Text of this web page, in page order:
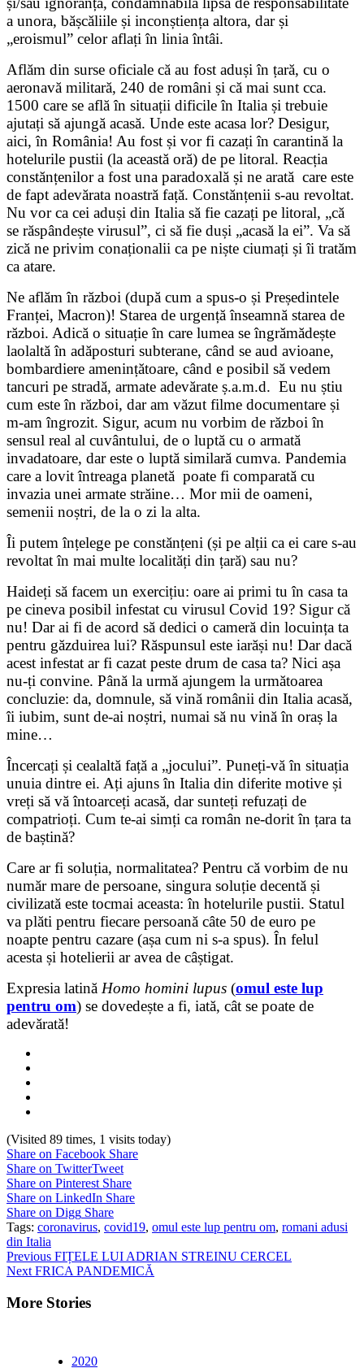
a unora, bășcăliile și inconștiența altora, dar și
„eroismul” celor aflați în linia întâi.
Aflăm din surse oficiale că au fost aduși în țară, cu o
aeronavă militară, 240 de români și că mai sunt cca.
1500 care se află în situații dificile în Italia și trebuie
ajutați să ajungă acasă. Unde este acasa lor? Desigur,
aici, în România! Au fost și vor fi cazați în carantină la
hotelurile pustii (la această oră) de pe litoral. Reacția
constănțenilor a fost una paradoxală și ne arată care este
de fapt adevărata noastră față. Constănțenii s-au revoltat.
Nu vor ca cei aduși din Italia să fie cazați pe litoral, „că
se răspândește virusul”, ci să fie duși „acasă la ei”. Va să
zică ne privim conaționalii ca pe niște ciumați și îi tratăm
ca atare.
Ne aflăm în război (după cum a spus-o și Președintele
Franței, Macron)! Starea de urgență înseamnă starea de
război. Adică o situație în care lumea se îngrămădește
laolaltă în adăposturi subterane, când se aud avioane,
bombardiere amenințătoare, când e posibil să vedem
tancuri pe stradă, armate adevărate ș.a.m.d. Eu nu știu
cum este în război, dar am văzut filme documentare și
m-am îngrozit. Sigur, acum nu vorbim de război în
sensul real al cuvântului, de o luptă cu o armată
invadatoare, dar este o luptă similară cumva. Pandemia
care a lovit întreaga planetă poate fi comparată cu
invazia unei armate străine… Mor mii de oameni,
semenii noștri, de la o zi la alta.
Îi putem înțelege pe constănțeni (și pe alții ca ei care s-au
revoltat în mai multe localități din țară) sau nu?
Haideți să facem un exercițiu: oare ai primi tu în casa ta
pe cineva posibil infestat cu virusul Covid 19? Sigur că
nu! Dar ai fi de acord să dedici o cameră din locuința ta
pentru găzduirea lui? Răspunsul este iarăși nu! Dar dacă
acest infestat ar fi cazat peste drum de casa ta? Nici așa
nu-ți convine. Până la urmă ajungem la următoarea
concluzie: da, domnule, să vină românii din Italia acasă,
îi iubim, sunt de-ai noștri, numai să nu vină în oraș la
mine…
Încercați și cealaltă față a „jocului”. Puneți-vă în situația
unuia dintre ei. Ați ajuns în Italia din diferite motive și
vreți să vă întoarceți acasă, dar sunteți refuzați de
compatrioți. Cum te-ai simți ca român ne-dorit în țara ta
de baștină?
Care ar fi soluția, normalitatea? Pentru că vorbim de nu
număr mare de persoane, singura soluție decentă și
civilizată este tocmai aceasta: în hotelurile pustii. Statul
va plăti pentru fiecare persoană câte 50 de euro pe
noapte pentru cazare (așa cum ni s-a spus). În felul
acesta și hotelierii ar avea de câștigat.
Expresia latină Homo homini lupus (omul este lup
pentru om) se dovedește a fi, iată, cât se poate de
adevărată!
(Visited 89 times, 1 visits today)
Share on Facebook Share
Share on TwitterTweet
Share on Pinterest Share
Share on LinkedIn Share
Share on Digg Share
Tags: coronavirus, covid19, omul este lup pentru om, romani adusi
din Italia
Continue
Reading
Previous FIȚELE LUI ADRIAN STREINU CERCEL
Next FRICA PANDEMICĂ
More Stories
2020